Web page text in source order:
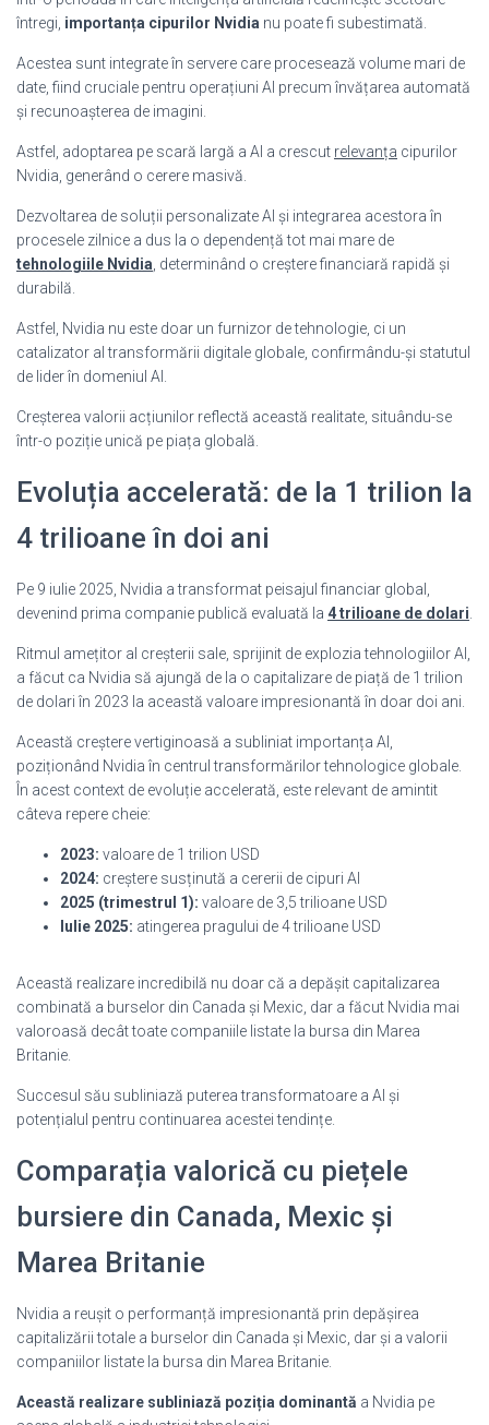
întregi, importanța cipurilor Nvidia nu poate fi subestimată.
Acestea sunt integrate în servere care procesează volume mari de
date, fiind cruciale pentru operațiuni AI precum învățarea automată
și recunoașterea de imagini.
Astfel, adoptarea pe scară largă a AI a crescut relevanța cipurilor
Nvidia, generând o cerere masivă.
Dezvoltarea de soluții personalizate AI și integrarea acestora în
procesele zilnice a dus la o dependență tot mai mare de
tehnologiile Nvidia , determinând o creștere financiară rapidă și
durabilă.
Astfel, Nvidia nu este doar un furnizor de tehnologie, ci un
catalizator al transformării digitale globale, confirmându-și statutul
de lider în domeniul AI.
Creșterea valorii acțiunilor reflectă această realitate, situându-se
într-o poziție unică pe piața globală.
Evoluția accelerată: de la 1 trilion la
4 trilioane în doi ani
Pe 9 iulie 2025, Nvidia a transformat peisajul financiar global,
devenind prima companie publică evaluată la 4 trilioane de dolari
Ritmul amețitor al creșterii sale, sprijinit de explozia tehnologiilor AI,
a făcut ca Nvidia să ajungă de la o capitalizare de piață de 1 trilion
de dolari în 2023 la această valoare impresionantă în doar doi ani.
Această creștere vertiginoasă a subliniat importanța AI,
poziționând Nvidia în centrul transformărilor tehnologice globale.
În acest context de evoluție accelerată, este relevant de amintit
câteva repere cheie:
2023: valoare de 1 trilion USD
2024: creștere susținută a cererii de cipuri AI
2025 (trimestrul 1): valoare de 3,5 trilioane USD
Iulie 2025: atingerea pragului de 4 trilioane USD
Această realizare incredibilă nu doar că a depășit capitalizarea
combinată a burselor din Canada și Mexic, dar a făcut Nvidia mai
valoroasă decât toate companiile listate la bursa din Marea
Britanie.
Succesul său subliniază puterea transformatoare a AI și
potențialul pentru continuarea acestei tendințe.
Comparația valorică cu piețele
bursiere din Canada, Mexic și
Marea Britanie
Nvidia a reușit o performanță impresionantă prin depășirea
capitalizării totale a burselor din Canada și Mexic, dar și a valorii
companiilor listate la bursa din Marea Britanie.
Această realizare subliniază poziția dominantă a Nvidia pe